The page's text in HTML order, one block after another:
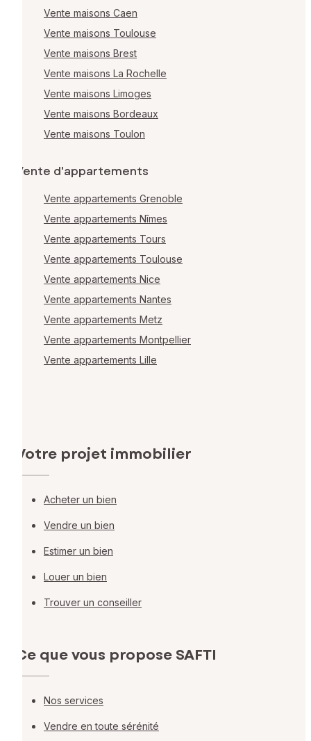
Vente maisons Caen
Vente maisons Toulouse
Vente maisons Brest
Vente maisons La Rochelle
Vente maisons Limoges
Vente maisons Bordeaux
Vente maisons Toulon
Vente d'appartements
Vente appartements Grenoble
Vente appartements Nîmes
Vente appartements Tours
Vente appartements Toulouse
Vente appartements Nice
Vente appartements Nantes
Vente appartements Metz
Vente appartements Montpellier
Vente appartements Lille
Votre projet immobilier
Acheter un bien
Vendre un bien
Estimer un bien
Louer un bien
Trouver un conseiller
Ce que vous propose SAFTI
Nos services
Vendre en toute sérénité